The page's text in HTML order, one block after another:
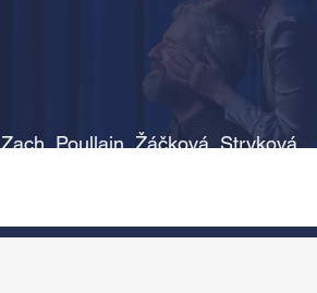
Zach, Poullain, Žáčková, Stryková,